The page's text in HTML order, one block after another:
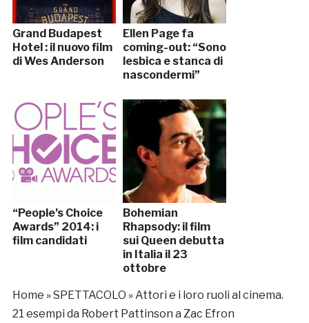
Grand Budapest
Hotel : il nuovo film
di Wes Anderson
Ellen Page fa
coming-out: “Sono
lesbica e stanca di
nascondermi”
“People’s Choice
Awards” 2014: i
film candidati
Bohemian
Rhapsody: il film
sui Queen debutta
in Italia il 23
ottobre
Home »SPETTACOLO » Attori e i loro ruoli al cinema.
21 esempi da Robert Pattinson a Zac Efron